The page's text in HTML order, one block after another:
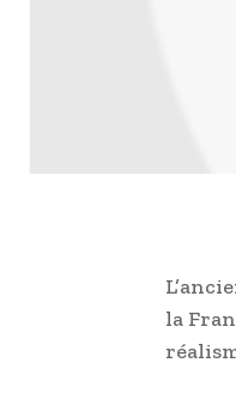
la